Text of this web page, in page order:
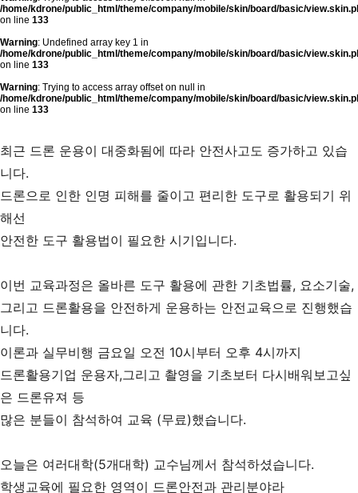
/home/kdrone/public_html/theme/company/mobile/skin/board/basic/
on line 133
Warning: Undefined array key 1 in
/home/kdrone/public_html/theme/company/mobile/skin/board/basic/
on line 133
Warning: Trying to access array offset on null in
/home/kdrone/public_html/theme/company/mobile/skin/board/basic/
on line 133
최근 드론 운용이 대중화됨에 따라 안전사고도 증가하고 있습
니다.
드론으로 인한 인명 피해를 줄이고 편리한 도구로 활용되기 위
해선
안전한 도구 활용법이 필요한 시기입니다.
이번 교육과정은 올바른 도구 활용에 관한 기초법률, 요소기술,
그리고 드론활용을 안전하게 운용하는 안전교육으로 진행했습
니다.
이론과 실무비행 금요일 오전 10시부터 오후 4시까지
드론활용기업 운용자,그리고 촬영을 기초보터 다시배워보고싶
은 드론유져 등
많은 분들이 참석하여 교육 (무료)했습니다.
오늘은 여러대학(5개대학) 교수님께서 참석하셨습니다.
학생교육에 필요한 영역이 드론안전과 관리분야라